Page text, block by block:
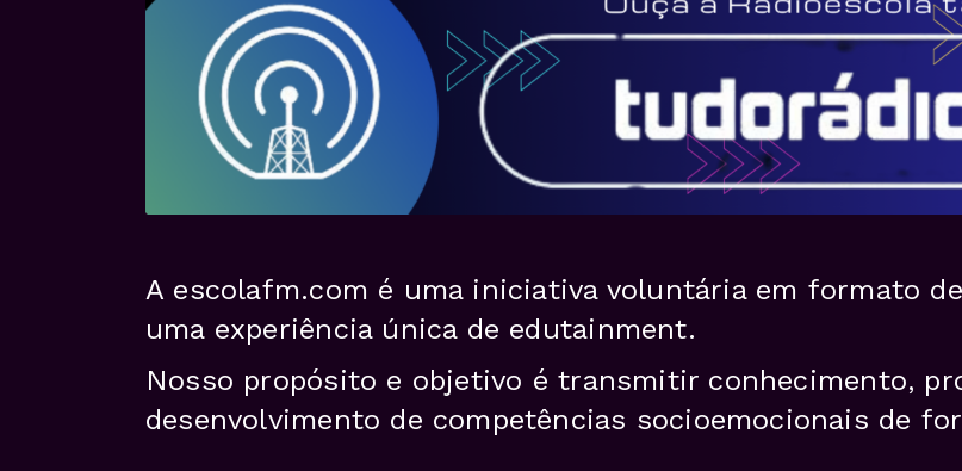
A escolafm.com é uma iniciativa voluntária em formato
uma experiência única de edutainment.
Nosso propósito e objetivo é transmitir conhecimento,
desenvolvimento de competências socioemocionais de